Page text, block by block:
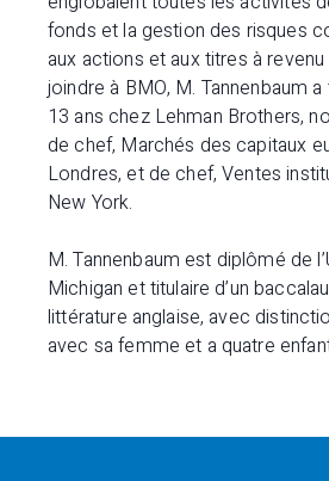
fonds et la gestion des risques
aux actions et aux titres à
joindre à BMO, M. Tannenbaum
13 ans chez Lehman Brothers,
de chef, Marchés des capitaux
Londres, et de chef, Ventes
New York.
M. Tannenbaum est diplômé de
Michigan et titulaire d’un
littérature anglaise, avec
avec sa femme et a quatre